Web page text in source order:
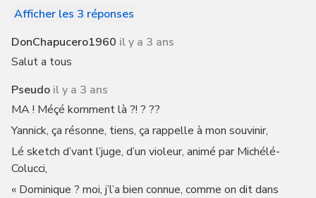
Afficher les 3 réponses
DonChapucero1960 il y a 3 ans
Salut a tous
Pseudo il y a 3 ans
MA ! Méçé komment là ?! ? ??
Yannick, ça résonne, tiens, ça rappelle à mon souvinir,
Lé sketch d’vant l’juge, d’un violeur, animé par Michélé-
Colucci,
« Dominique ? moi, j’l’a bien connue, comme on dit dans